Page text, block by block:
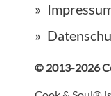
© 2013-2026